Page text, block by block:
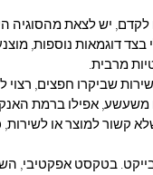
לקדם, יש לצאת מהסוגיה
דוגמאות נוספות,
מרבית.
שביקרו חפצים, רצוי
אפילו ברמת
קשור למוצר או
בטקסט אפקטיבי,